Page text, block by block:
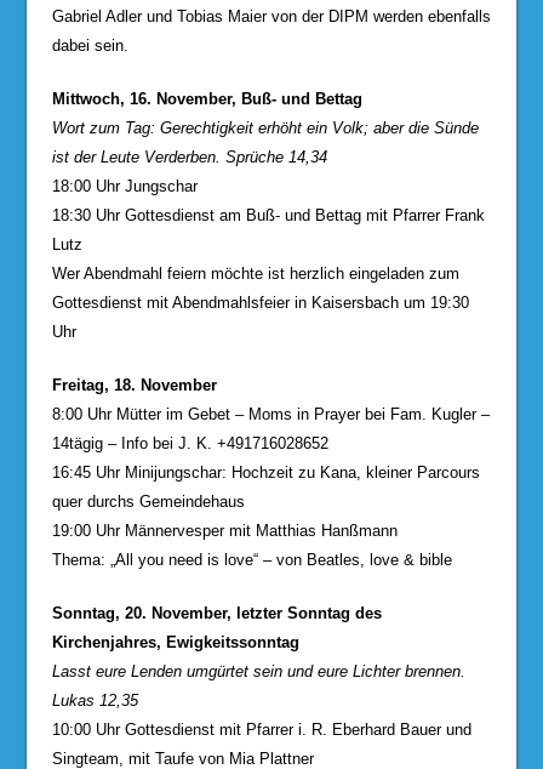
Gabriel Adler und Tobias Maier von der DIPM werden ebenfalls
dabei sein.
Mittwoch, 16. November, Buß- und Bettag
Wort zum Tag: Gerechtigkeit erhöht ein Volk; aber die Sünde
ist der Leute Verderben. Sprüche 14,34
18:00 Uhr Jungschar
18:30 Uhr Gottesdienst am Buß- und Bettag mit Pfarrer Frank
Lutz
Wer Abendmahl feiern möchte ist herzlich eingeladen zum
Gottesdienst mit Abendmahlsfeier in Kaisersbach um 19:30
Uhr
Freitag, 18. November
8:00 Uhr Mütter im Gebet – Moms in Prayer bei Fam. Kugler –
14tägig – Info bei J. K. +491716028652
16:45 Uhr Minijungschar: Hochzeit zu Kana, kleiner Parcours
quer durchs Gemeindehaus
19:00 Uhr Männervesper mit Matthias Hanßmann
Thema: „All you need is love“ – von Beatles, love & bible
Sonntag, 20. November, letzter Sonntag des
Kirchenjahres, Ewigkeitssonntag
Lasst eure Lenden umgürtet sein und eure Lichter brennen.
Lukas 12,35
10:00 Uhr Gottesdienst mit Pfarrer i. R. Eberhard Bauer und
Singteam, mit Taufe von Mia Plattner